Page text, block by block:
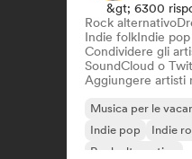
&gt; 6300
Rock alternativo
Indie folkIndie pop
Condividere gli
SoundCloud o
Aggiungere artisti
Musica per le
Indie pop
Indie
Rock alternativo